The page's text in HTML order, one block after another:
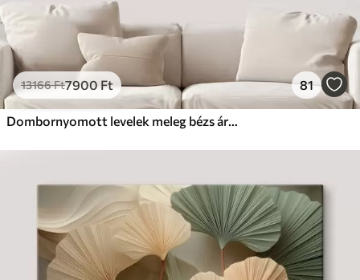
13166Ft7900 Ft 81
Dombornyomott levelek meleg bézs árnyalatokban